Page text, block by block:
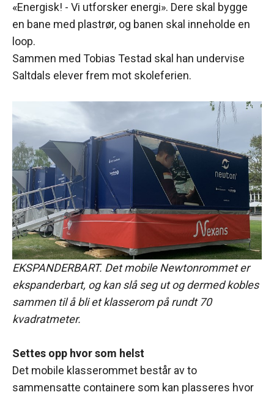
«Energisk! - Vi utforsker energi». Dere skal bygge
en bane med plastrør, og banen skal inneholde en
loop.
Sammen med Tobias Testad skal han undervise
Saltdals elever frem mot skoleferien.
EKSPANDERBART. Det mobile Newtonrommet er
ekspanderbart, og kan slå seg ut og dermed kobles
sammen til å bli et klasserom på rundt 70
kvadratmeter.
Settes opp hvor som helst
Det mobile klasserommet består av to
sammensatte containere som kan plasseres hvor